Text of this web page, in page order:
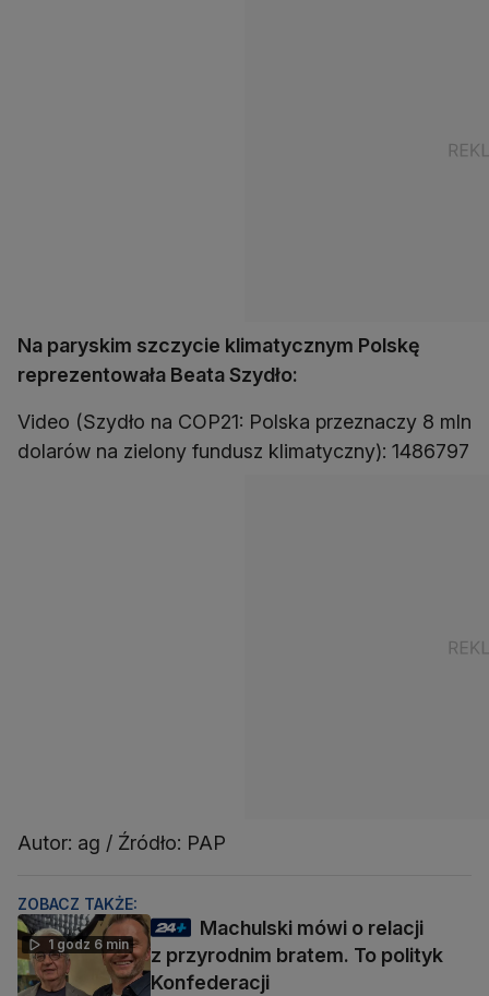
Na paryskim szczycie klimatycznym Polskę
reprezentowała Beata Szydło:
Video (Szydło na COP21: Polska przeznaczy 8 mln
dolarów na zielony fundusz klimatyczny): 1486797
Autor: ag / Źródło: PAP
ZOBACZ TAKŻE:
1 godz 6 min
Machulski mówi o relacji
z przyrodnim bratem. To polityk
Konfederacji